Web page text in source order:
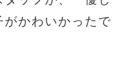
かわいかったで